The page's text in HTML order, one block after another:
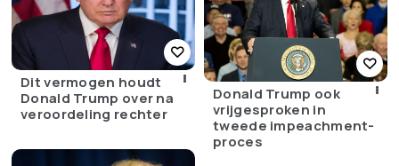
Dit vermogen houdt
Donald Trump over na
veroordeling rechter
Donald Trump ook
vrijgesproken in
tweede impeachment-
proces